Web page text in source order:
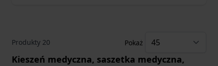
Produkty 20 Pokaż
Kieszeń medyczna, saszetka medyczna,